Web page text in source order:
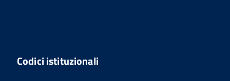
Codici istituzionali